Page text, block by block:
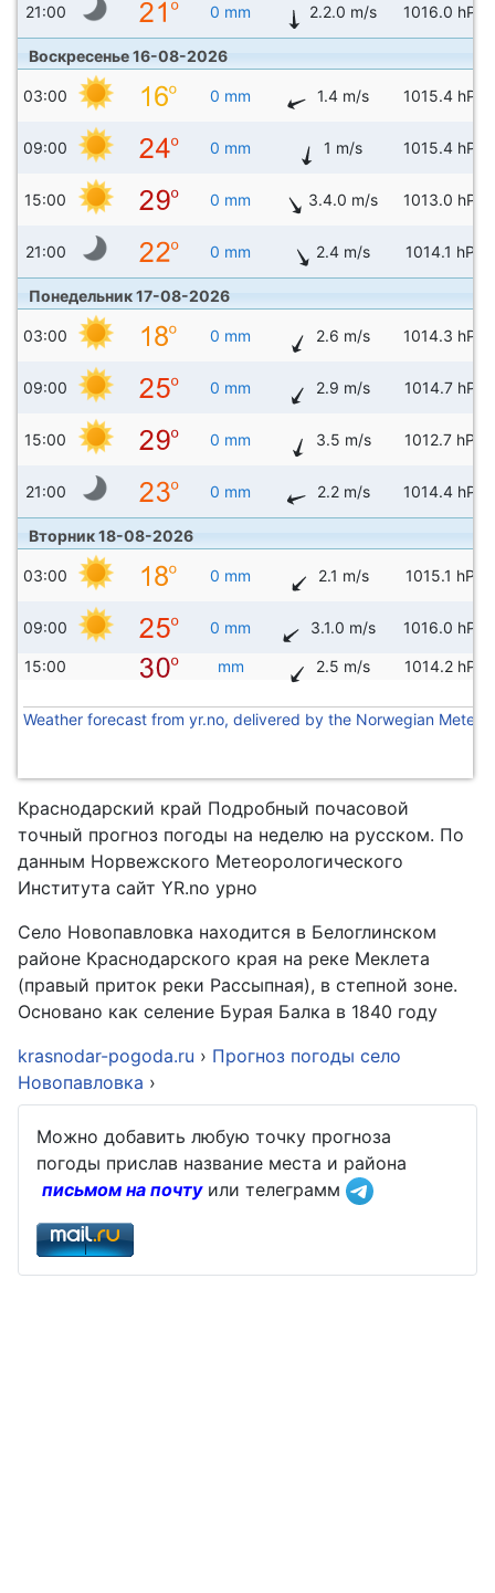
21:00 0 mm 2.2.0 m/s 1016.0 hPa
Воскресенье 16-08-2026
03:00 0 mm 1.4 m/s 1015.4 hPa
09:00 0 mm 1 m/s 1015.4 hPa
15:00 0 mm 3.4.0 m/s 1013.0 hPa
21:00 0 mm 2.4 m/s 1014.1 hPa
Понедельник 17-08-2026
03:00 0 mm 2.6 m/s 1014.3 hPa
09:00 0 mm 2.9 m/s 1014.7 hPa
15:00 0 mm 3.5 m/s 1012.7 hPa
21:00 0 mm 2.2 m/s 1014.4 hPa
Вторник 18-08-2026
03:00 0 mm 2.1 m/s 1015.1 hPa
09:00 0 mm 3.1.0 m/s 1016.0 hPa
15:00 mm 2.5 m/s 1014.2 hPa
Weather forecast from yr.no, delivered by the Norwegian
Краснодарский край Подробный почасовой
точный прогноз погоды на неделю на русском. По
данным Норвежского Метеорологического
Института сайт YR.no урно
Село Новопавловка находится в Белоглинском
районе Краснодарского края на реке Меклета
(правый приток реки Рассыпная), в степной зоне.
Основано как селение Бурая Балка в 1840 году
krasnodar-pogoda.ru › Прогноз погоды село
Новопавловка ›
Можно добавить любую точку прогноза
погоды прислав название места и района
письмом на почтуили телеграмм